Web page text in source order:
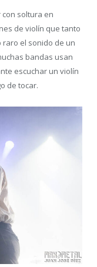
soltura en
de violín que tanto
raro el sonido de un
bandas usan
escuchar un violín
de tocar.